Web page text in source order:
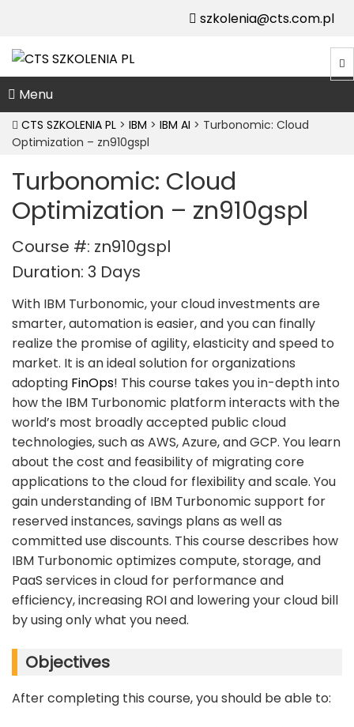
szkolenia@cts.com.pl
Menu
CTS SZKOLENIA PL > IBM > IBM AI > Turbonomic: Cloud
Optimization – zn910gspl
Turbonomic: Cloud
Optimization – zn910gspl
Course #: zn910gspl
Duration: 3 Days
With IBM Turbonomic, your cloud investments are
smarter, automation is easier, and you can finally
realize the promise of agility, elasticity and speed to
market. It is an ideal solution for organizations
adopting FinOps! This course takes you in-depth into
how the IBM Turbonomic platform interacts with the
world’s most broadly accepted public cloud
technologies, such as AWS, Azure, and GCP. You learn
about the cost and feasibility of migrating core
applications to the cloud for flexibility and scale. You
gain understanding of IBM Turbonomic support for
reserved instances, savings plans as well as
committed use discounts. This course describes how
IBM Turbonomic optimizes compute, storage, and
PaaS services in cloud for performance and
efficiency, increasing ROI and lowering your cloud bill
by using only what you need.
Objectives
After completing this course, you should be able to: